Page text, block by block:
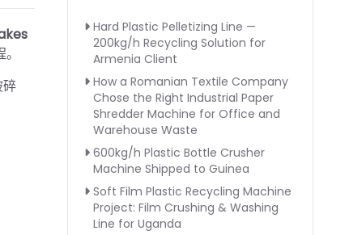
Hard Plastic Pelletizing Line —
200kg/h Recycling Solution for
Armenia Client
How a Romanian Textile Company
Chose the Right Industrial Paper
Shredder Machine for Office and
Warehouse Waste
600kg/h Plastic Bottle Crusher
Machine Shipped to Guinea
Soft Film Plastic Recycling Machine
Project: Film Crushing & Washing
Line for Uganda